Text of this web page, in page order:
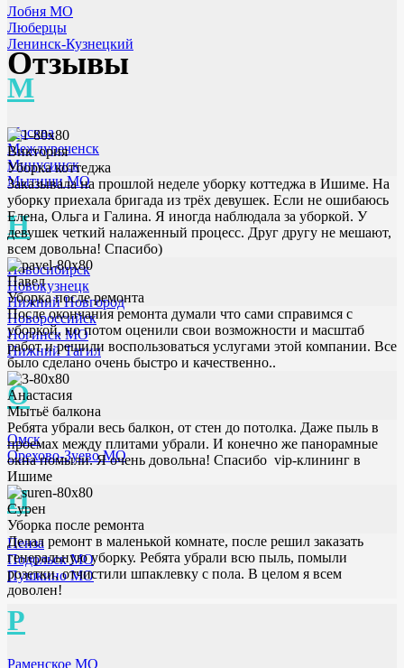
Лобня МО
Люберцы
Ленинск-Кузнецкий
М
Москва
Междуреченск
Минусинск
Мытищи МО
Н
Новосибирск
Новокузнецк
Нижний Новгород
Новороссийск
Ногинск МО
Нижний Тагил
О
Омск
Орехово-Зуево МО
П
Пенза
Подольск МО
Пушкино МО
Р
Раменское МО
Отзывы
Виктория
Уборка коттеджа
Заказывала на прошлой неделе уборку коттеджа в Ишиме. На
уборку приехала бригада из трёх девушек. Если не ошибаюсь
Елена, Ольга и Галина. Я иногда наблюдала за уборкой. У
девушек четкий налаженный процесс. Друг другу не мешают,
всем довольна! Спасибо)
Павел
Уборка после ремонта
После окончания ремонта думали что сами справимся с
уборкой, но потом оценили свои возможности и масштаб
работ и решили воспользоваться услугами этой компании. Все
было сделано очень быстро и качественно..
Анастасия
Мытьё балкона
Ребята убрали весь балкон, от стен до потолка. Даже пыль в
проемах между плитами убрали. И конечно же панорамные
окна помыли. Я очень довольна! Спасибо vip-клининг в
Ишиме
Сурен
Уборка после ремонта
Делал ремонт в маленькой комнате, после решил заказать
генеральную уборку. Ребята убрали всю пыль, помыли
розетки, отчистили шпаклевку с пола. В целом я всем
доволен!